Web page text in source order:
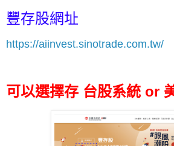
豐存股網址
https://aiinvest.sinotrade.com.tw/
可以選擇存 台股系統 or